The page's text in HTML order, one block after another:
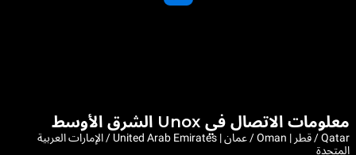
معلومات الاتصال في Unox الشرق الأوسط
Qatar / قطر | Oman / عمان | United Arab Emirates / الإمارات العربية
المتحدة